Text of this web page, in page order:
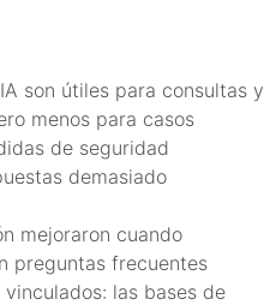
son útiles para consultas y
menos para casos
de seguridad
demasiado
mejoraron cuando
preguntas frecuentes
las bases de